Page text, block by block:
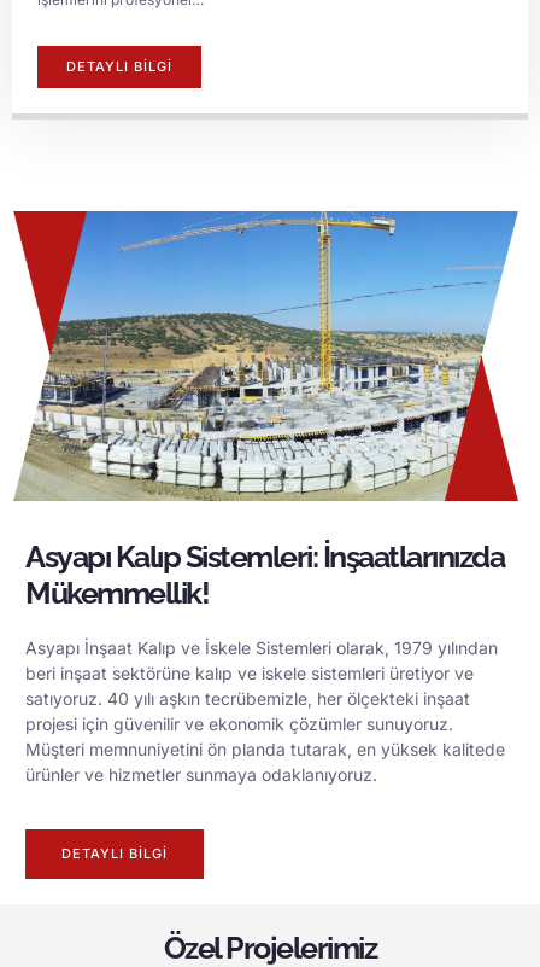
DETAYLI BİLGİ
Asyapı Kalıp Sistemleri: İnşaatlarınızda
Mükemmellik!
Asyapı İnşaat Kalıp ve İskele Sistemleri olarak, 1979 yılından
beri inşaat sektörüne kalıp ve iskele sistemleri üretiyor ve
satıyoruz. 40 yılı aşkın tecrübemizle, her ölçekteki inşaat
projesi için güvenilir ve ekonomik çözümler sunuyoruz.
Müşteri memnuniyetini ön planda tutarak, en yüksek kalitede
ürünler ve hizmetler sunmaya odaklanıyoruz.
DETAYLI BILGI
Özel Projelerimiz